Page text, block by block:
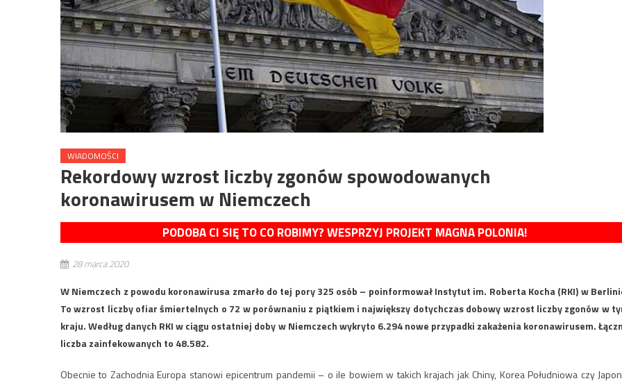
WIADOMOŚCI
Rekordowy wzrost liczby zgonów spowodowanych
koronawirusem w Niemczech
PODOBA CI SIĘ TO CO ROBIMY? WESPRZYJ PROJEKT MAGNA POLONIA!
28 marca 2020
W Niemczech z powodu koronawirusa zmarło do tej pory 325 osób – poinformował Instytut im. Roberta Kocha (RKI) w
To wzrost liczby ofiar śmiertelnych o 72 w porównaniu z piątkiem i największy dotychczas dobowy wzrost liczby zgonów w
kraju. Według danych RKI w ciągu ostatniej doby w Niemczech wykryto 6.294 nowe przypadki zakażenia koronawirusem.
liczba zainfekowanych to 48.582.
Obecnie to Zachodnia Europa stanowi epicentrum pandemii – o ile bowiem w takich krajach jak Chiny, Korea Południowa czy